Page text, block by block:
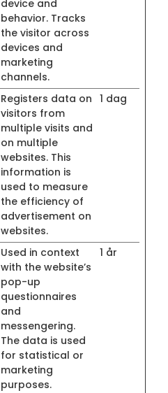
device and
behavior. Tracks
the visitor across
devices and
marketing
channels.
Registers data on
visitors from
multiple visits and
on multiple
websites. This
information is
used to measure
the efficiency of
advertisement on
websites.
1 dag
Used in context
with the website’s
pop-up
questionnaires
and
messengering.
The data is used
for statistical or
marketing
purposes.
1 år